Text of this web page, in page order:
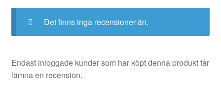
Det finns inga recensioner än.
Endast inloggade kunder som har köpt denna produkt får
lämna en recension.